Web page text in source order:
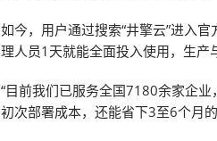
如今，用户通过搜索“井擎云”进入
理人员1天就能全面投入使用，生产
“目前我们已服务全国7180余家企
初次部署成本，还能省下3至6个月